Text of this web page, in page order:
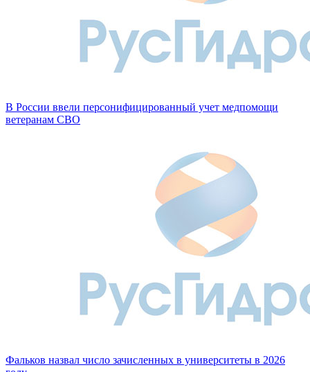
В России ввели персонифицированный учет медпомощи
ветеранам СВО
Фальков назвал число зачисленных в университеты в 2026